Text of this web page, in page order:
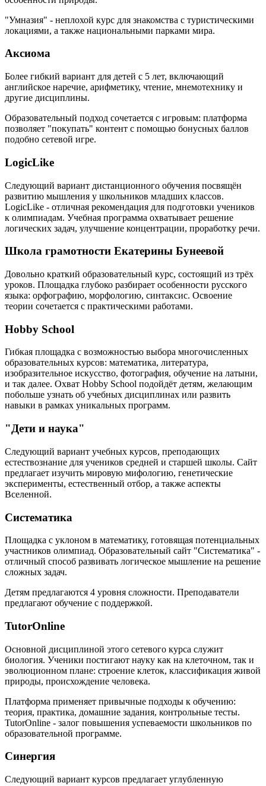
"Умназия" - неплохой курс для знакомства с туристическими
локациями, а также национальными парками мира.
Аксиома
Более гибкий вариант для детей с 5 лет, включающий
английское наречие, арифметику, чтение, мнемотехнику и
другие дисциплины.
Образовательный подход сочетается с игровым: платформа
позволяет "покупать" контент с помощью бонусных баллов
подобно сетевой игре.
LogicLike
Следующий вариант дистанционного обучения посвящён
развитию мышления у школьников младших классов.
LogicLike - отличная рекомендация для подготовки учеников
к олимпиадам. Учебная программа охватывает решение
логических задач, улучшение концентрации, проработку речи.
Школа грамотности Екатерины Бунеевой
Довольно краткий образовательный курс, состоящий из трёх
уроков. Площадка глубоко разбирает особенности русского
языка: орфографию, морфологию, синтаксис. Освоение
теории сочетается с практическими работами.
Hobby School
Гибкая площадка с возможностью выбора многочисленных
образовательных курсов: математика, литература,
изобразительное искусство, фотография, обучение на латыни,
и так далее. Охват Hobby School подойдёт детям, желающим
побольше узнать об учебных дисциплинах или развить
навыки в рамках уникальных программ.
"Дети и наука"
Следующий вариант учебных курсов, преподающих
естествознание для учеников средней и старшей школы. Сайт
предлагает изучить мировую мифологию, генетические
эксперименты, естественный отбор, а также аспекты
Вселенной.
Систематика
Площадка с уклоном в математику, готовящая потенциальных
участников олимпиад. Образовательный сайт "Систематика" -
отличный способ развивать логическое мышление на решение
сложных задач.
Детям предлагаются 4 уровня сложности. Преподаватели
предлагают обучение с поддержкой.
TutorOnline
Основной дисциплиной этого сетевого курса служит
биология. Ученики постигают науку как на клеточном, так и
эволюционном плане: строение клеток, классификация живой
природы, происхождение человека.
Платформа применяет привычные подходы к обучению:
теория, практика, домашние задания, контрольные тесты.
TutorOnline - залог повышения успеваемости школьников по
образовательной программе.
Синергия
Следующий вариант курсов предлагает углубленную